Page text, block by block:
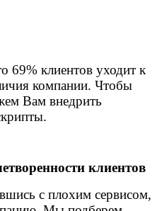
69% клиентов уходит к
компании. Чтобы
Вам внедрить
клиентов
с плохим сервисом,